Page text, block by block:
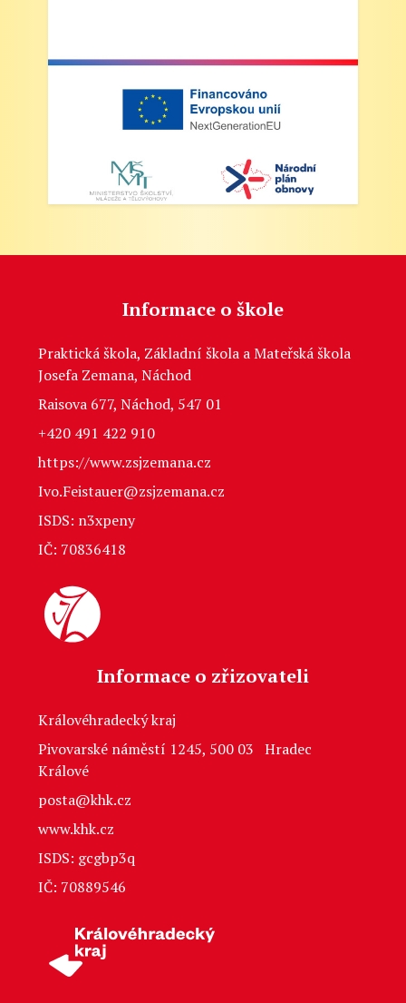
Informace o škole
Praktická škola, Základní škola a Mateřská škola
Josefa Zemana, Náchod
Raisova 677, Náchod, 547 01
+420 491 422 910
https://www.zsjzemana.cz
Ivo.Feistauer@zsjzemana.cz
ISDS: n3xpeny
IČ: 70836418
Informace o zřizovateli
Královéhradecký kraj
Pivovarské náměstí 1245, 500 03 Hradec
Králové
posta@khk.cz
www.khk.cz
ISDS: gcgbp3q
IČ: 70889546